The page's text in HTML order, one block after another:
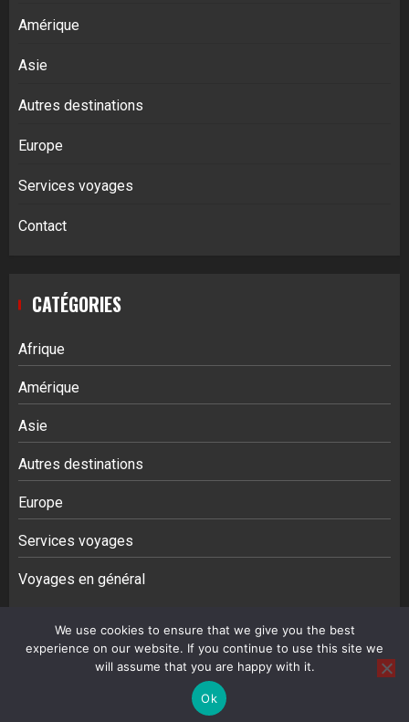
Amérique
Asie
Autres destinations
Europe
Services voyages
Contact
CATÉGORIES
Afrique
Amérique
Asie
Autres destinations
Europe
Services voyages
Voyages en général
Afrique Amérique Asie Autres destinations Europe
Services voyages Contact
Copyright © All rights reserved.|
We use cookies to ensure that we give you the best
experience on our website. If you continue to use this site we
will assume that you are happy with it.
Ok